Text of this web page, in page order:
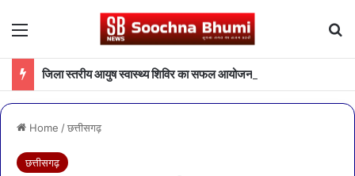
Menu
जिला स्तरीय आयुष स्वास्थ्य शिविर का सफल आयोजन
Home /छत्तीसगढ़
छत्तीसगढ़